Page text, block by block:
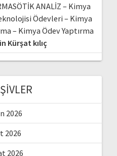
ANALİZ – Kimya
Ödevleri – Kimya
– Kimya Ödev Yaptırma
Kürşat kılıç
2026
2026
2026